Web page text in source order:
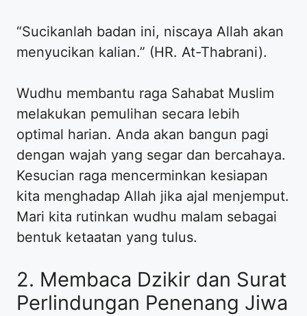
“Sucikanlah badan ini, niscaya Allah akan
menyucikan kalian.” (HR. At-Thabrani).
Wudhu membantu raga Sahabat Muslim
melakukan pemulihan secara lebih
optimal harian. Anda akan bangun pagi
dengan wajah yang segar dan bercahaya.
Kesucian raga mencerminkan kesiapan
kita menghadap Allah jika ajal menjemput.
Mari kita rutinkan wudhu malam sebagai
bentuk ketaatan yang tulus.
2. Membaca Dzikir dan Surat
Perlindungan Penenang Jiwa